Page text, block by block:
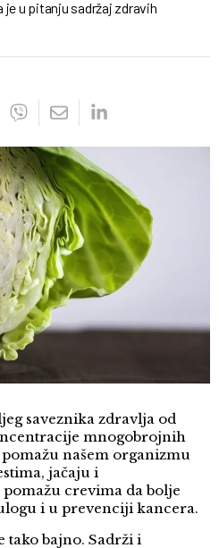
je u pitanju sadržaj zdravih
saveznika zdravlja od
mnogobrojnih
našem organizmu
jačaju i
crevima da bolje
i u prevenciji kancera.
tako bajno. Sadrži i